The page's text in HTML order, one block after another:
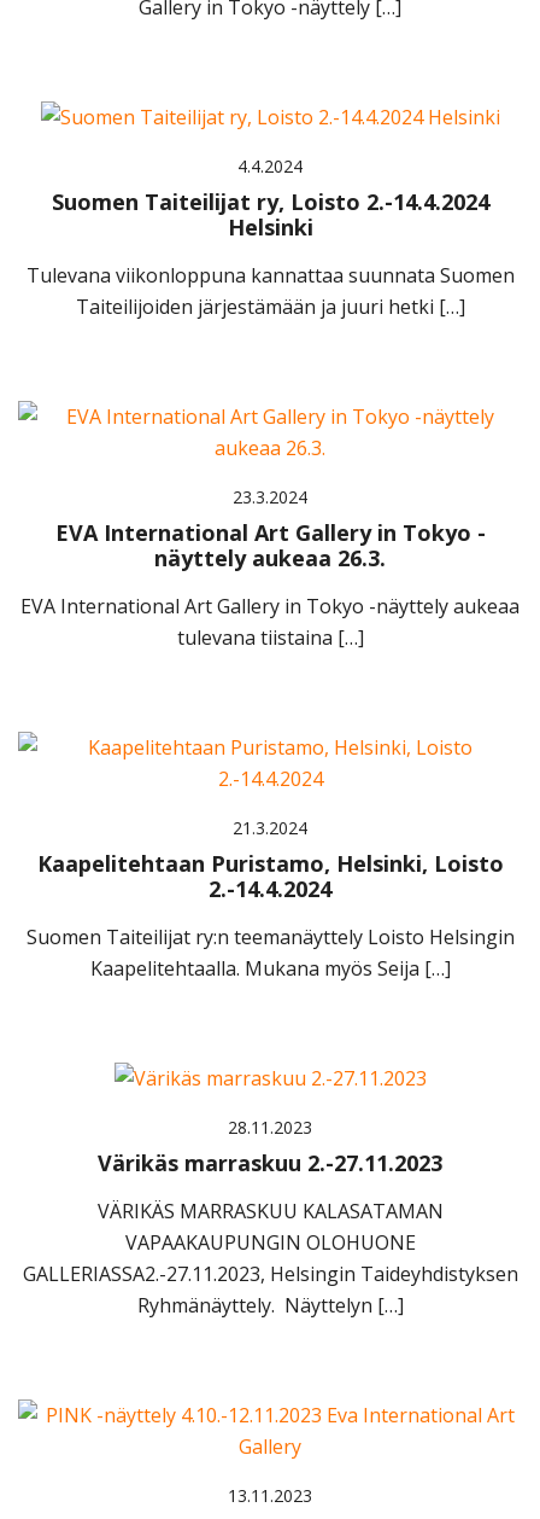
Gallery in Tokyo -näyttely […]
4.4.2024
Suomen Taiteilijat ry, Loisto 2.-14.4.2024
Helsinki
Tulevana viikonloppuna kannattaa suunnata Suomen
Taiteilijoiden järjestämään ja juuri hetki […]
23.3.2024
EVA International Art Gallery in Tokyo -
näyttely aukeaa 26.3.
EVA International Art Gallery in Tokyo -näyttely aukeaa
tulevana tiistaina […]
21.3.2024
Kaapelitehtaan Puristamo, Helsinki, Loisto
2.-14.4.2024
Suomen Taiteilijat ry:n teemanäyttely Loisto Helsingin
Kaapelitehtaalla. Mukana myös Seija […]
28.11.2023
Värikäs marraskuu 2.-27.11.2023
VÄRIKÄS MARRASKUU KALASATAMAN
VAPAAKAUPUNGIN OLOHUONE
GALLERIASSA2.-27.11.2023, Helsingin Taideyhdistyksen
Ryhmänäyttely. Näyttelyn […]
13.11.2023